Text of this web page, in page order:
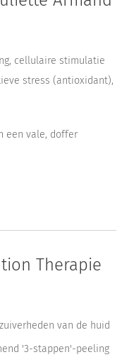
cellulaire stimulatie
stress (antioxidant),
een vale, doffer
Therapie
van de huid
'3-stappen'-peeling